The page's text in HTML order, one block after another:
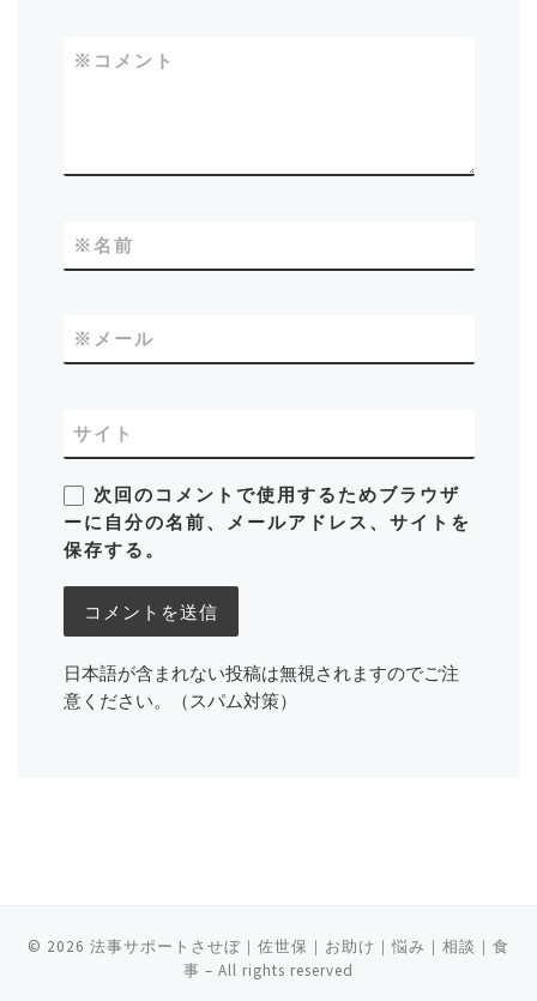
コメント
※
名前
※
メール
※
サイト
次回のコメントで使用するためブラウザ
ーに自分の名前、メールアドレス、サイトを
保存する。
日本語が含まれない投稿は無視されますのでご注
意ください。（スパム対策）
© 2026 法事サポートさせぼ｜佐世保｜お助け｜悩み｜相談｜食
事 – All rights reserved